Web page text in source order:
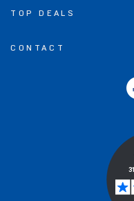
TOP DEALS
CONTACT